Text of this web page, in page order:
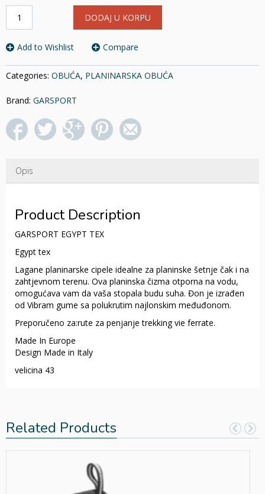
GARSPORT
TEX
DODAJ U KORPU
Add to Wishlist Compare
Categories: OBUĆA, PLANINARSKA OBUĆA
Brand: GARSPORT
Opis
Product Description
GARSPORT EGYPT TEX
Egypt tex
Lagane planinarske cipele idealne za planinske šetnje čak i na
zahtjevnom terenu. Ova planinska čizma otporna na vodu,
omogućava vam da vaša stopala budu suha. Đon je izrađen
od Vibram gume sa polukrutim najlonskim međuđonom.
Preporučeno za:rute za penjanje trekking vie ferrate.
Made In Europe
Design Made in Italy
velicina 43
Related Products